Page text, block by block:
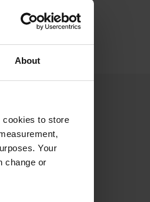
About
cookies to store
Your
change or